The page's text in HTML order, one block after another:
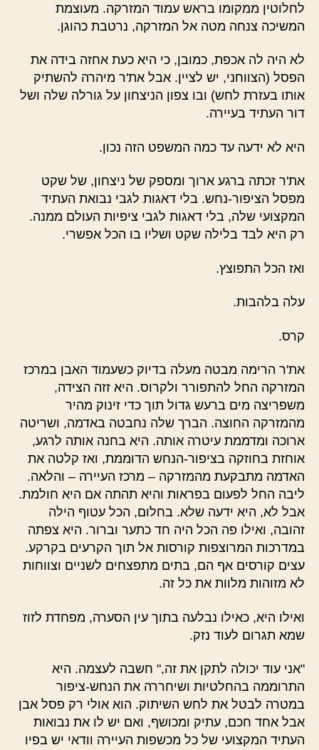
לחלוטין ממקומו בראש עמוד המזרקה. מעוצמת
המשיכה צנחה מטה אל המזרקה, נרטבת כהוגן.
לא היה לה אכפת, כמובן, כי היא כעת אחזה בידה את
הפסל (הצווחני, יש לציין. אבל את'ר מיהרה להשתיק
אותו בעזרת לחש) ובו צפון הניצחון על גורלה שלה ושל
דור העתיד בעיירה.
היא לא ידעה עד כמה המשפט הזה נכון.
את'ר זכתה ברגע ארוך ומספק של ניצחון, של שקט
מפסל הציפור-נחש. בלי דאגות לגבי נבואת העתיד
המקצועי שלה, בלי דאגות לגבי ציפיות העולם ממנה.
רק היא לבד בלילה שקט ושליו בו הכל אפשרי.
ואז הכל התפוצץ.
עלה בלהבות.
קרס.
את'ר הרימה מבטה מעלה בדיוק כשעמוד האבן במרכז
המזרקה החל להתפורר ולקרוס. היא זזה הצידה,
משפריצה מים ברעש גדול תוך כדי זינוק מהיר
מהמזרקה החוצה. הברך שלה נחבטה באדמה, ושריטה
ארוכה ומדממת עיטרה אותה. היא בחנה אותה לרגע,
אוחזת בחוזקה בציפור-הנחש הדוממת, ואז קלטה את
האדמה מתבקעת מהמזרקה – מרכז העיירה – והלאה.
ליבה החל לפעום בפראות והיא תהתה אם היא חולמת.
אבל לא, היא ידעה שלא. בחלום, הכל עטוף הילה
זהובה, ואילו פה הכל היה חד כתער וברור. היא צפתה
במדרכות המרוצפות קורסות אל תוך הקרעים בקרקע.
עצים קורסים אף הם, בתים מתפצחים לשניים וצווחות
לא מזוהות מלוות את כל זה.
ואילו היא, כאילו נבלעה בתוך עין הסערה, מפחדת לזוז
שמא תגרום לעוד נזק.
"אני עוד יכולה לתקן את זה," חשבה לעצמה. היא
התרוממה בהחלטיות ושיחררה את הנחש-ציפור
במטרה לבטל את לחש השיתוק. הוא אולי רק פסל אבן
אבל אחד חכם, עתיק ומכושף, ואם יש לו את נבואות
העתיד המקצועי של כל מכשפות העיירה וודאי יש בפיו